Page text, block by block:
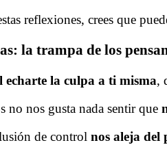
reflexiones, crees que
la trampa de los
echarte la culpa a ti misma,
no nos gusta nada sentir que
de control nos aleja del